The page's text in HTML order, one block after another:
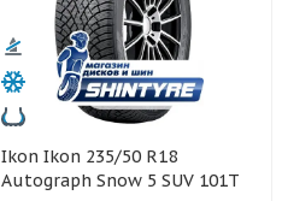
Ikon Ikon 235/50 R18
Autograph Snow 5 SUV 101T